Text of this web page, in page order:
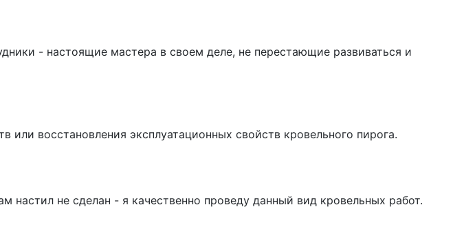
- настоящие мастера в своем деле, не перестающие развиваться и
восстановления эксплуатационных свойств кровельного пирога.
настил не сделан - я качественно проведу данный вид кровельных работ.